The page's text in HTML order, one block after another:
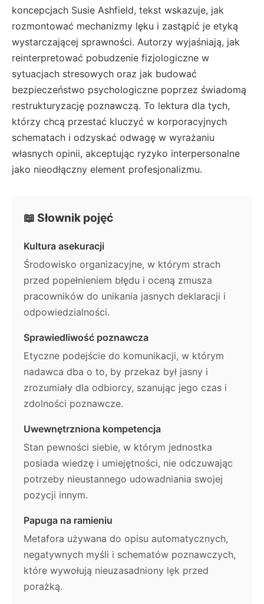
koncepcjach Susie Ashfield, tekst wskazuje, jak
rozmontować mechanizmy lęku i zastąpić je etyką
wystarczającej sprawności. Autorzy wyjaśniają, jak
reinterpretować pobudzenie fizjologiczne w
sytuacjach stresowych oraz jak budować
bezpieczeństwo psychologiczne poprzez świadomą
restrukturyzację poznawczą. To lektura dla tych,
którzy chcą przestać kluczyć w korporacyjnych
schematach i odzyskać odwagę w wyrażaniu
własnych opinii, akceptując ryzyko interpersonalne
jako nieodłączny element profesjonalizmu.
📖 Słownik pojęć
Kultura asekuracji
Środowisko organizacyjne, w którym strach
przed popełnieniem błędu i oceną zmusza
pracowników do unikania jasnych deklaracji i
odpowiedzialności.
Sprawiedliwość poznawcza
Etyczne podejście do komunikacji, w którym
nadawca dba o to, by przekaz był jasny i
zrozumiały dla odbiorcy, szanując jego czas i
zdolności poznawcze.
Uwewnętrzniona kompetencja
Stan pewności siebie, w którym jednostka
posiada wiedzę i umiejętności, nie odczuwając
potrzeby nieustannego udowadniania swojej
pozycji innym.
Papuga na ramieniu
Metafora używana do opisu automatycznych,
negatywnych myśli i schematów poznawczych,
które wywołują nieuzasadniony lęk przed
porażką.